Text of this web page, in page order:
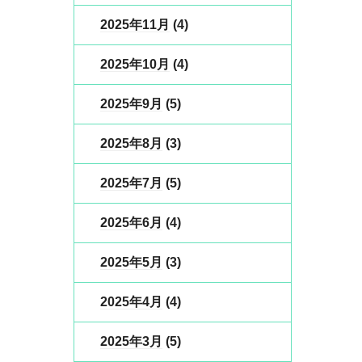
2025年11月 (4)
2025年10月 (4)
2025年9月 (5)
2025年8月 (3)
2025年7月 (5)
2025年6月 (4)
2025年5月 (3)
2025年4月 (4)
2025年3月 (5)